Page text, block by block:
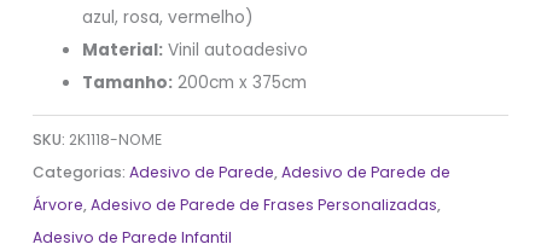
azul, rosa, vermelho)
Material: Vinil autoadesivo
Tamanho: 200cm x 375cm
SKU: 2K1118-NOME
Categorias:Adesivo de Parede,Adesivo de Parede de
Árvore,Adesivo de Parede de Frases Personalizadas,
Adesivo de Parede Infantil